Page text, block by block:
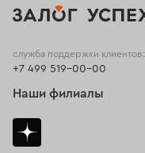
служба поддержки клиентов:
+7 499 519-00-00
Наши филиалы